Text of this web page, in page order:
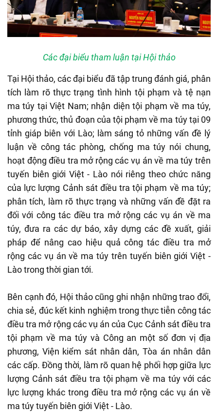
Các đại biểu tham luận tại Hội thảo
Tại Hội thảo, các đại biểu đã tập trung đánh giá, phân
tích làm rõ thực trạng tình hình tội phạm và tệ nạn
ma túy tại Việt Nam; nhận diện tội phạm về ma túy,
phương thức, thủ đoạn của tội phạm về ma túy tại 09
tỉnh giáp biên với Lào; làm sáng tỏ những vấn đề lý
luận về công tác phòng, chống ma túy nói chung,
hoạt động điều tra mở rộng các vụ án về ma túy trên
tuyến biên giới Việt - Lào nói riêng theo chức năng
của lực lượng Cảnh sát điều tra tội phạm về ma túy;
phân tích, làm rõ thực trạng và những vấn đề đặt ra
đối với công tác điều tra mở rộng các vụ án về ma
túy, đưa ra các dự báo, xây dựng các đề xuất, giải
pháp để nâng cao hiệu quả công tác điều tra mở
rộng các vụ án về ma túy trên tuyến biên giới Việt -
Lào trong thời gian tới.
Bên cạnh đó, Hội thảo cũng ghi nhận những trao đổi,
chia sẻ, đúc kết kinh nghiệm trong thực tiễn công tác
điều tra mở rộng các vụ án của Cục Cảnh sát điều tra
tội phạm về ma túy và Công an một số đơn vị địa
phương, Viện kiểm sát nhân dân, Tòa án nhân dân
các cấp. Đồng thời, làm rõ quan hệ phối hợp giữa lực
lượng Cảnh sát điều tra tội phạm về ma túy với các
lực lượng khác trong điều tra mở rộng các vụ án về
ma túy tuyến biên giới Việt - Lào.